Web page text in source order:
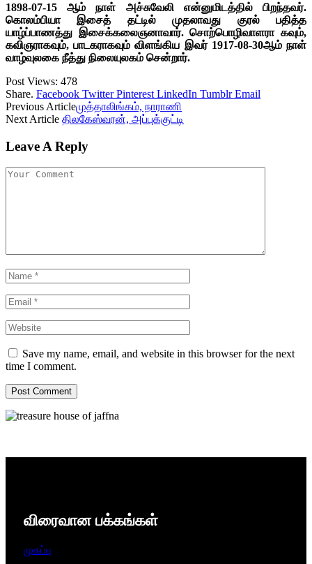
1898-07-15 ஆம் நாள் அச்சுவேலி என்னுமிடத்தில் பிறந்தவர்.
கொலம்பியா இசைத் தட்டில் முதலாவது குரல் பதித்த
யாழ்ப்பாணத்து இசைக்கலைஞனாவார். சொற்பொழிவாளரா கவும்,
கவிஞராகவும், பாடகராகவும் விளங்கிய இவர் 1917-08-30ஆம் நாள்
வாழ்வுலகை நீத்து நிலையுலகம் சென்றார்.
Post Views: 478
Share. Facebook Twitter Pinterest LinkedIn Tumblr Email
Previous Articleமுத்தாலிங்கம், நாராணி
Next Article திலகேஸ்வரன், அப்புக்குட்டி
Leave A Reply
Save my name, email, and website in this browser for the next
time I comment.
விரைவான பக்கங்கள்
முகப்பு